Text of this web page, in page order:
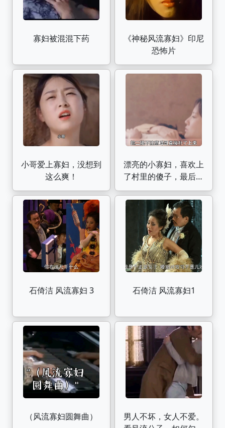
寡妇被混混下药
《神秘风流寡妇》印尼
恐怖片
小哥爱上寡妇，没想到
这么爽！
漂亮的小寡妇，喜欢上
了村里的傻子，最后做
了苦命鸳鸯
石倚洁 风流寡妇 3 石倚洁 风流寡妇1
（风流寡妇圆舞曲）
男人不坏，女人不爱。